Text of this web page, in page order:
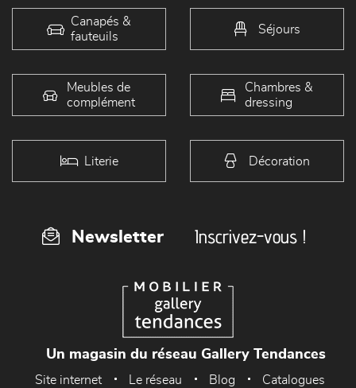
Canapés &
fauteuils
Séjours
Meubles de
complément
Chambres &
dressing
Literie Décoration
Newsletter Inscrivez-vous !
Un magasin du réseau Gallery Tendances
Site internet Le réseau Blog Catalogues